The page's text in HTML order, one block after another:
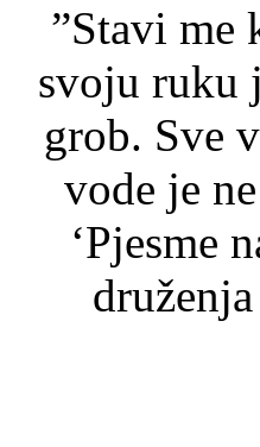
”Stavi me
svoju ruku
grob. Sve
vode je
‘Pjesme